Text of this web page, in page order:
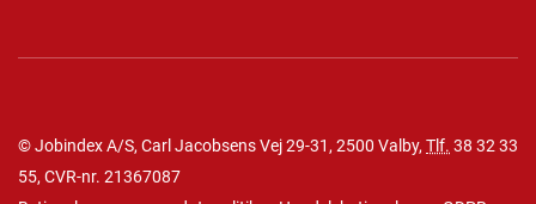
© Jobindex A/S, Carl Jacobsens Vej 29-31, 2500 Valby, Tlf. 38 32 33
55, CVR-nr. 21367087